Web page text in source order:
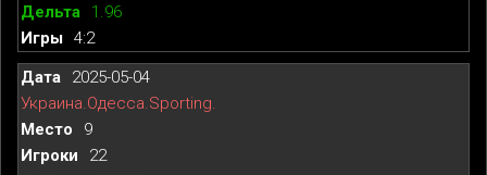
1.96
4:2
2025-05-04
Украина.Одесса.Sporting.
9
22